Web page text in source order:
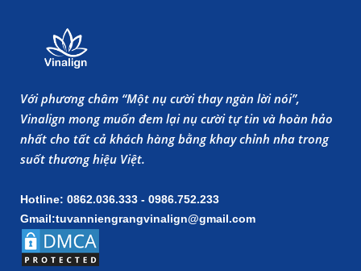
Với phương châm “Một nụ cười thay ngàn lời nói”,
Vinalign mong muốn đem lại nụ cười tự tin và hoàn hảo
nhất cho tất cả khách hàng bằng khay chỉnh nha trong
suốt thương hiệu Việt.
Hotline: 0862.036.333 - 0986.752.233
Gmail:tuvanniengrangvinalign@gmail.com